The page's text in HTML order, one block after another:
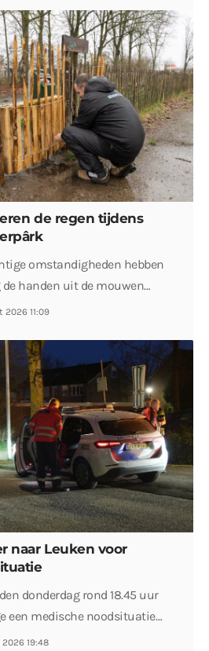
de regen tijdens
omstandigheden hebben
handen uit de mouwen…
2026 11:09
naar Leuken voor
donderdag rond 18.45 uur
een medische noodsituatie…
19:48